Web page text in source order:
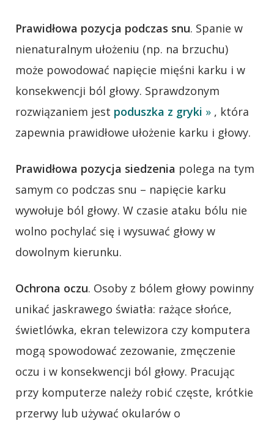
Prawidłowa pozycja podczas snu. Spanie w
nienaturalnym ułożeniu (np. na brzuchu)
może powodować napięcie mięśni karku i w
konsekwencji ból głowy. Sprawdzonym
rozwiązaniem jest poduszka z gryki » , która
zapewnia prawidłowe ułożenie karku i głowy.
Prawidłowa pozycja siedzenia polega na tym
samym co podczas snu – napięcie karku
wywołuje ból głowy. W czasie ataku bólu nie
wolno pochylać się i wysuwać głowy w
dowolnym kierunku.
Ochrona oczu. Osoby z bólem głowy powinny
unikać jaskrawego światła: rażące słońce,
świetlówka, ekran telewizora czy komputera
mogą spowodować zezowanie, zmęczenie
oczu i w konsekwencji ból głowy. Pracując
przy komputerze należy robić częste, krótkie
przerwy lub używać okularów o